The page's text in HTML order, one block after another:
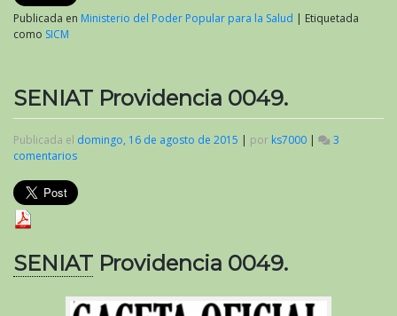
Publicada en Ministerio del Poder Popular para la Salud | Etiquetada
como SICM
SENIAT Providencia 0049.
Publicada el domingo, 16 de agosto de 2015 | por ks7000 |
3
comentarios
Providencia
SENIAT Providencia 0049.